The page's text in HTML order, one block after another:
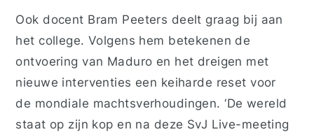
Ook docent Bram Peeters deelt graag bij aan
het college. Volgens hem betekenen de
ontvoering van Maduro en het dreigen met
nieuwe interventies een keiharde reset voor
de mondiale machtsverhoudingen. ‘De wereld
staat op zijn kop en na deze SvJ Live-meeting